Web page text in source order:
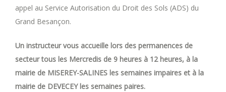
appel au Service Autorisation du Droit des Sols (ADS) du
Grand Besançon.
Un instructeur vous accueille lors des permanences de
secteur tous les Mercredis de 9 heures à 12 heures, à la
mairie de MISEREY-SALINES les semaines impaires et à la
mairie de DEVECEY les semaines paires.